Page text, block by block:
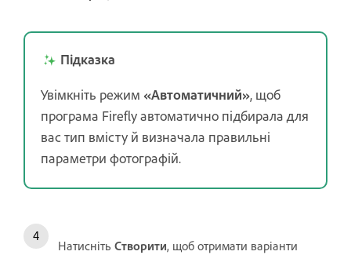
Підказка
Увімкніть режим «Автоматичний», щоб
програма Firefly автоматично підбирала для
вас тип вмісту й визначала правильні
параметри фотографій.
Натисніть Створити, щоб отримати варіанти